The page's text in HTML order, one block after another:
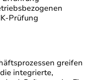
Prüfung
greifen
integrierte,